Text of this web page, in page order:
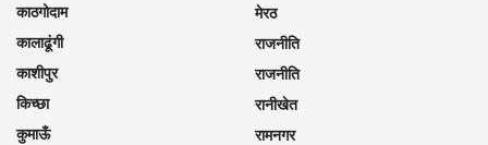
काठगोदाम
कालाढूंगी
काशीपुर
किच्छा
कुमाऊँ
मेरठ
राजनीति
राजनीति
रानीखेत
रामनगर